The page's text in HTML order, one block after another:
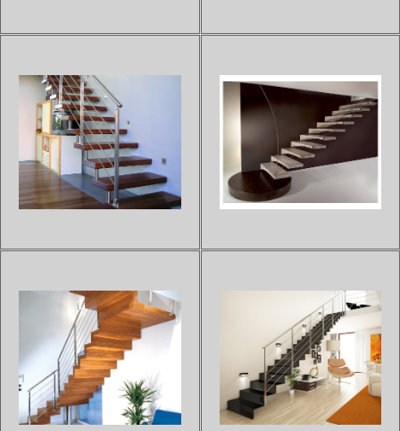
escalier.Les colori...
ou encore à la décorati...
ESCALIER MODULAIRE EN
VERRE TEKNA LIGHT
L'escalier modulaire TEKNA
LIGHT est composé de marches
en verre trempé, proposées en
différentes couleurs. La
intemporelle.L'Échelle Europée...
Sur devis
ESCALIER SUSPENDU EN
BOIS ET MÉTAL ERIKA 50
L'escalier suspendu en bois et
métal ERIKA50 donne un
design épuré, moderne et chic à
votre intérieur. Très aérien, cet
s'adaptera parfaitement à...
Sur devis
ESCALIER SUSPENDU EN
BOIS NUAGE
Cet escalier suspendu est en
bois de la gamme NUAGE
apporte lumière et espace à
tout type d'intérieur.Il existe un
Sur devis
ESCALIER SUSPENDU
DESIGN AILE DE MOUETTE
Le dessin unique de l'escalier
suspendu design AILE DE
MOUETTE aux marches
galbées en forme d'aile permet
Sur devis